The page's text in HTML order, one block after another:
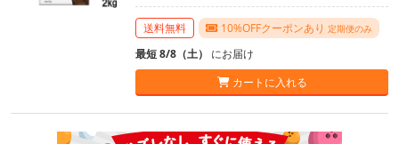
送料無料 10%OFFクーポンあり 定期便のみ
最短 8/8（土） にお届け
カートに入れる